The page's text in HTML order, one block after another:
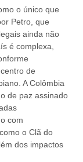
o único que
Petro, que
ainda não
é complexa,
de
A Colômbia
de paz assinado
com
o Clã do
dos impactos